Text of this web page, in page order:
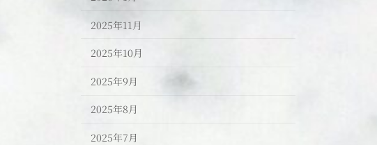
2025年11月
2025年10月
2025年9月
2025年8月
2025年7月